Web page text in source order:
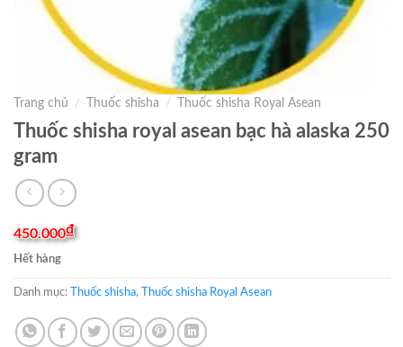
Trang chủ / Thuốc shisha / Thuốc shisha Royal Asean
Thuốc shisha royal asean bạc hà alaska 250
gram
450.000₫
Hết hàng
Danh mục: Thuốc shisha, Thuốc shisha Royal Asean